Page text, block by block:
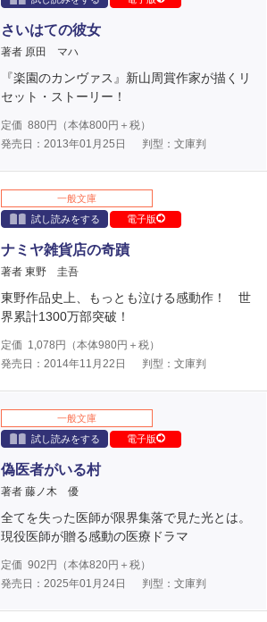
さいはての彼女
著者 原田 マハ
『楽園のカンヴァス』新山周賞作家が描くリ
セット・ストーリー！
定価 880円（本体800円＋税）
発売日：2013年01月25日
判型：文庫判
一般文庫
試し読みをする
電子版
ナミヤ雑貨店の奇蹟
著者 東野 圭吾
東野作品史上、もっとも泣ける感動作！ 世
界累計1300万部突破！
定価 1,078 円（本体980円＋税）
発売日：2014年11月22日
判型：文庫判
一般文庫
試し読みをする
電子版
偽医者がいる村
著者 藤ノ木 優
全てを失った医師が限界集落で見た光とは。
現役医師が贈る感動の医療ドラマ
定価 902 円（本体820円＋税）
発売日：2025年01月24日
判型：文庫判